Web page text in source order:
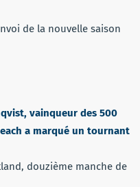
de la nouvelle saison
vainqueur des 500
a marqué un tournant
douzième manche de